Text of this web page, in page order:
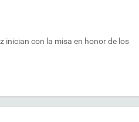
inician con la misa en honor de los